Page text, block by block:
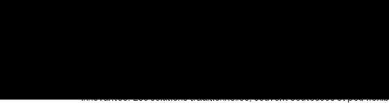
innovantes. Les solutions traditionnelles, souvent coûteuses et peu